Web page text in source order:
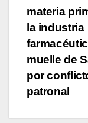
materia
la industria
muelle de
por
patronal